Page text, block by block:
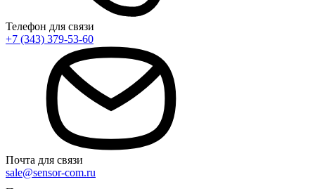
Телефон для связи
+7 (343) 379-53-60
Почта для связи
sale@sensor-com.ru